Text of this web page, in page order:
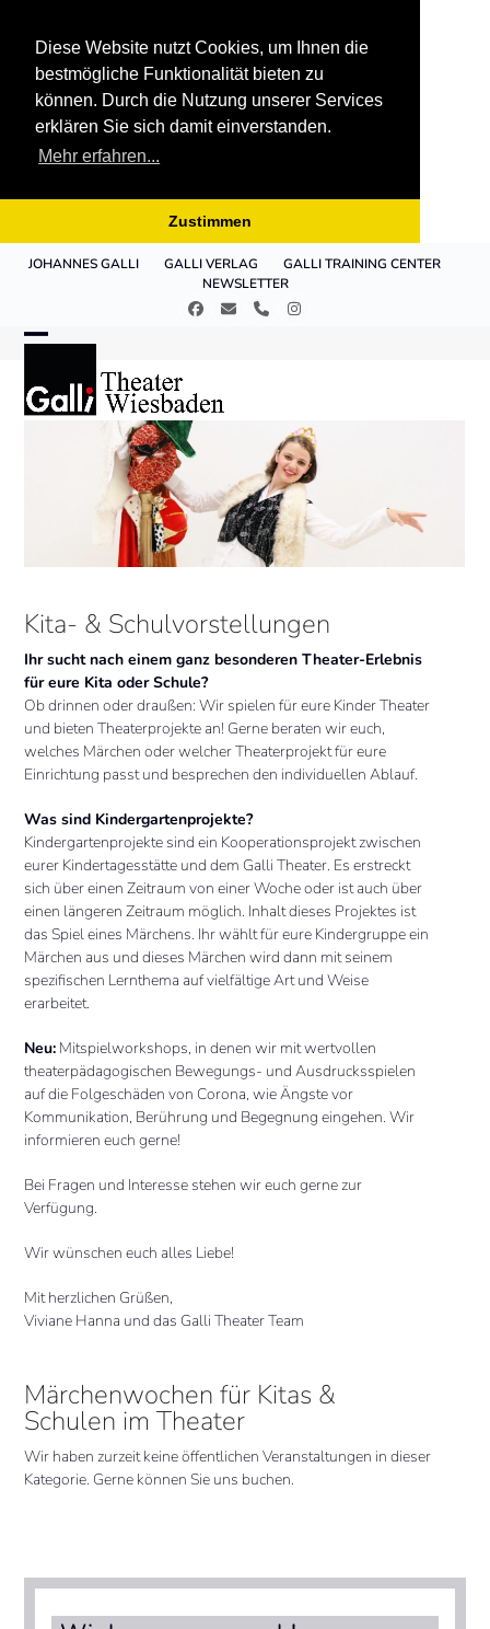
Diese Website nutzt Cookies, um Ihnen die
bestmögliche Funktionalität bieten zu
können. Durch die Nutzung unserer Services
erklären Sie sich damit einverstanden.
Mehr erfahren...
Zustimmen
JOHANNES GALLI GALLI VERLAG
GALLI TRAINING CENTER
NEWSLETTER
Facebook
E- TelefonInstagram
mobile
mobile
Kita- & Schulvorstellungen
Ihr sucht nach einem ganz besonderen Theater-Erlebnis
für eure Kita oder Schule?
Ob drinnen oder draußen: Wir spielen für eure Kinder Theater
und bieten Theaterprojekte an! Gerne beraten wir euch,
welches Märchen oder welcher Theaterprojekt für eure
Einrichtung passt und besprechen den individuellen Ablauf.
Was sind Kindergartenprojekte?
Kindergartenprojekte sind ein Kooperationsprojekt zwischen
eurer Kindertagesstätte und dem Galli Theater. Es erstreckt
sich über einen Zeitraum von einer Woche oder ist auch über
einen längeren Zeitraum möglich. Inhalt dieses Projektes ist
das Spiel eines Märchens. Ihr wählt für eure Kindergruppe ein
Märchen aus und dieses Märchen wird dann mit seinem
spezifischen Lernthema auf vielfältige Art und Weise
erarbeitet.
Neu: Mitspielworkshops, in denen wir mit wertvollen
theaterpädagogischen Bewegungs- und Ausdrucksspielen
auf die Folgeschäden von Corona, wie Ängste vor
Kommunikation, Berührung und Begegnung eingehen. Wir
informieren euch gerne!
Bei Fragen und Interesse stehen wir euch gerne zur
Verfügung.
Wir wünschen euch alles Liebe!
Mit herzlichen Grüßen,
Viviane Hanna und das Galli Theater Team
Märchenwochen für Kitas &
Schulen im Theater
Wir haben zurzeit keine öffentlichen Veranstaltungen in dieser
Kategorie. Gerne können Sie uns buchen.